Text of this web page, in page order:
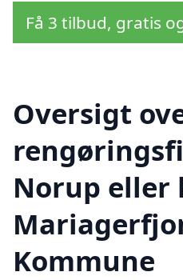
Få 3 tilbud, gratis
Oversigt
Norup eller
Kommune